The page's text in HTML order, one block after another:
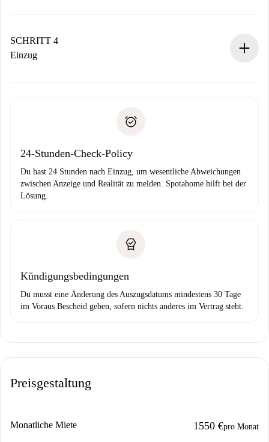
stellen den Kontakt her.
Wenn der Vermieter ablehnen muss, entstehen keine
SCHRITT 4
Einzug
24-Stunden-Check-Policy
Du hast 24 Stunden nach Einzug, um wesentliche Abweichungen
zwischen Anzeige und Realität zu melden. Spotahome hilft bei der
Lösung.
Kündigungsbedingungen
Du musst eine Änderung des Auszugsdatums mindestens 30 Tage
im Voraus Bescheid geben, sofern nichts anderes im Vertrag steht.
Preisgestaltung
Monatliche Miete 1550 €pro Monat